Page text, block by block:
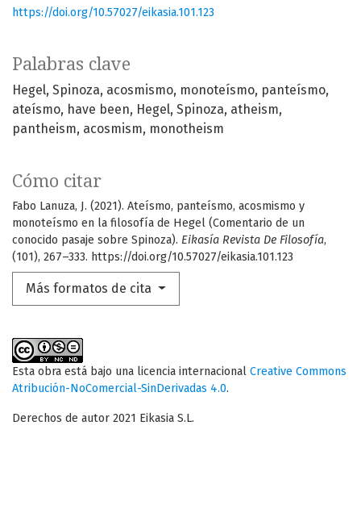
Palabras clave
Hegel Spinoza acosmismo monoteísmo panteísmo
ateísmo have been Hegel Spinoza atheism
pantheism acosmism monotheism
Cómo citar
Fabo Lanuza, J. (2021). Ateísmo, panteísmo, acosmismo y
monoteísmo en la filosofía de Hegel (Comentario de un
conocido pasaje sobre Spinoza). Eikasía Revista De Filosofía,
(101), 267–333. https://doi.org/10.57027/eikasia.101.123
Más formatos de cita
https://doi.org/10.57027/eikasia.101.123
Esta obra está bajo una licencia internacional Creative Commons
Atribución-NoComercial-SinDerivadas 4.0.
Derechos de autor 2021 Eikasia S.L.